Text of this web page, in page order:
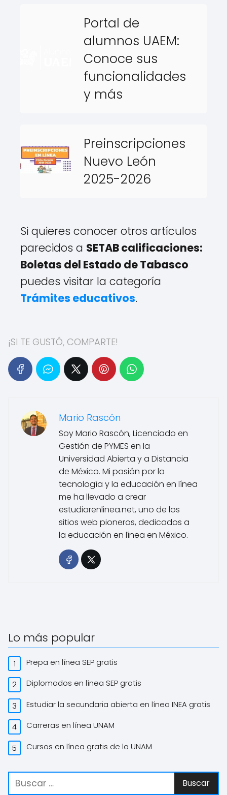
Portal de
alumnos UAEM:
Conoce sus
funcionalidades
y más
Preinscripciones
Nuevo León
2025-2026
Si quieres conocer otros artículos
parecidos a SETAB calificaciones:
Boletas del Estado de Tabasco
puedes visitar la categoría
Trámites educativos.
¡SI TE GUSTÓ, COMPARTE!
Mario Rascón
Soy Mario Rascón, Licenciado en
Gestión de PYMES en la
Universidad Abierta y a Distancia
de México. Mi pasión por la
tecnología y la educación en línea
me ha llevado a crear
estudiarenlinea.net, uno de los
sitios web pioneros, dedicados a
la educación en línea en México.
Lo más popular
Prepa en línea SEP gratis
Diplomados en línea SEP gratis
Estudiar la secundaria abierta en línea INEA gratis
Carreras en línea UNAM
Cursos en línea gratis de la UNAM